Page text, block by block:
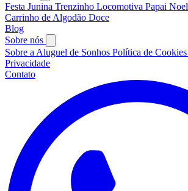
Festa Junina Trenzinho Locomotiva Papai Noel
Carrinho de Algodão Doce
Blog
Sobre nós
Sobre a Aluguel de Sonhos Política de Cookies
Privacidade
Contato